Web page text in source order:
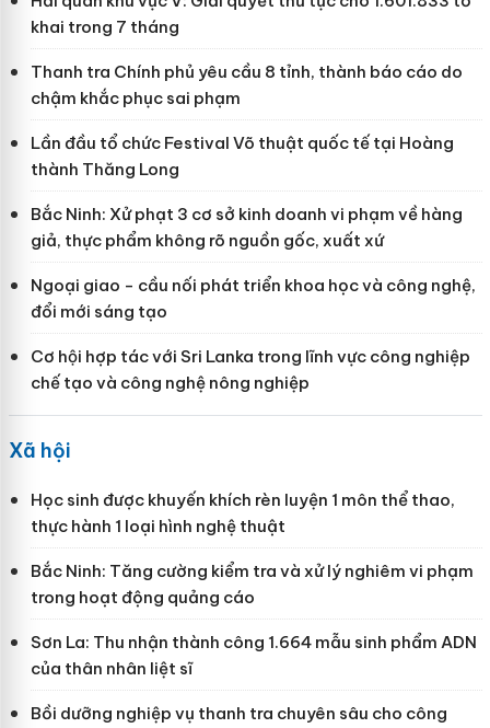
khai trong 7 tháng
Thanh tra Chính phủ yêu cầu 8 tỉnh, thành báo cáo do
chậm khắc phục sai phạm
Lần đầu tổ chức Festival Võ thuật quốc tế tại Hoàng
thành Thăng Long
Bắc Ninh: Xử phạt 3 cơ sở kinh doanh vi phạm về hàng
giả, thực phẩm không rõ nguồn gốc, xuất xứ
Ngoại giao - cầu nối phát triển khoa học và công nghệ,
đổi mới sáng tạo
Cơ hội hợp tác với Sri Lanka trong lĩnh vực công nghiệp
chế tạo và công nghệ nông nghiệp
Xã hội
Học sinh được khuyến khích rèn luyện 1 môn thể thao,
thực hành 1 loại hình nghệ thuật
Bắc Ninh: Tăng cường kiểm tra và xử lý nghiêm vi phạm
trong hoạt động quảng cáo
Sơn La: Thu nhận thành công 1.664 mẫu sinh phẩm ADN
của thân nhân liệt sĩ
Bồi dưỡng nghiệp vụ thanh tra chuyên sâu cho công